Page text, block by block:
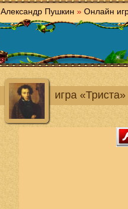
Александр Пушкин » Онлайн
игра «Триста»